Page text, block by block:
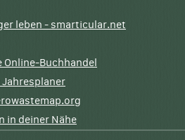
leben - smarticular.net
Buchhandel
Jahresplaner
in deiner Nähe